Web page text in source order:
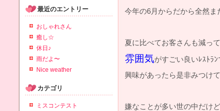
今年の6月からだから全然
夏に比べてお客さんも減っ
雰囲気がすごい良いﾚｽﾄﾗ
興味があったら是非みつけ
嫌なことが多い世の中だけ
最近のエントリー
おしゃれさん
癒し☆
休日♪
雨だよ〜
Nice weather
カテゴリ
ミスコンテスト